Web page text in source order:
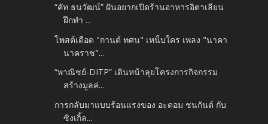
“คัท ธนวัฒน์” ฝันอยากเปิดร้านอาหารอิตาเลียน
ฝึกทำ ...
โพสต์เดือด "กานต์ ทศน" เหน็บใคร เพลง "นาคา
นาคราช"...
“พาณิชย์-DITP” เดินหน้าลุยโครงการกิจกรรม
สร้างมูลค่...
การกลับมาแบบร้อนแรงของ อะตอม ชนกันต์ กับ
ซิงเกิ้ล...